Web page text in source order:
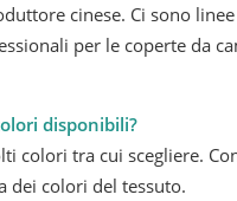
cinese. Ci sono
per le coperte da
disponibili?
colori tra cui scegliere.
dei colori del tessuto.